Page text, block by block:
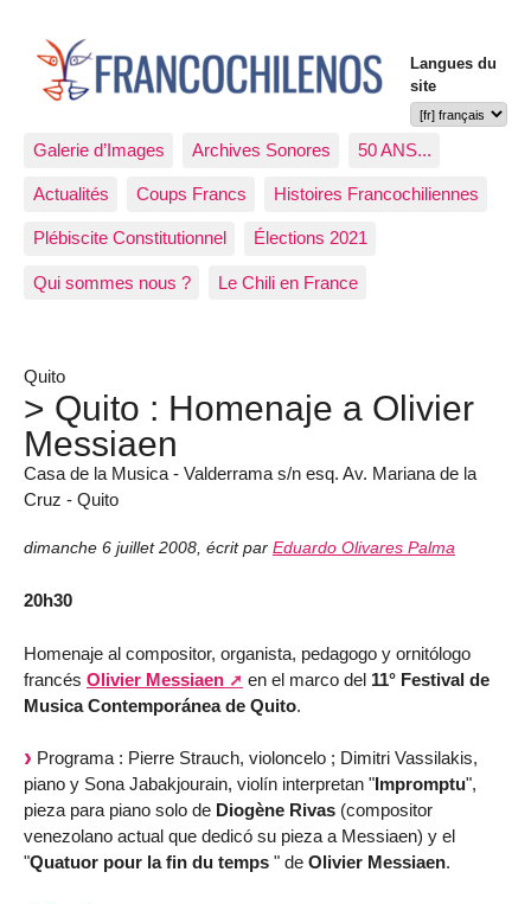
Langues du
site
Galerie d’Images Archives Sonores 50 ANS...
Actualités Coups Francs Histoires Francochiliennes
Plébiscite Constitutionnel Élections 2021
Qui sommes nous ? Le Chili en France
Quito
> Quito : Homenaje a Olivier
Messiaen
Casa de la Musica - Valderrama s/n esq. Av. Mariana de la
Cruz - Quito
dimanche 6 juillet 2008, écrit par Eduardo Olivares Palma
20h30
Homenaje al compositor, organista, pedagogo y ornitólogo
francés Olivier Messiaen en el marco del 11° Festival de
Musica Contemporánea de Quito.
Programa : Pierre Strauch, violoncelo ; Dimitri Vassilakis,
piano y Sona Jabakjourain, violín interpretan "Impromptu",
pieza para piano solo de Diogène Rivas (compositor
venezolano actual que dedicó su pieza a Messiaen) y el
"Quatuor pour la fin du temps " de Olivier Messiaen.